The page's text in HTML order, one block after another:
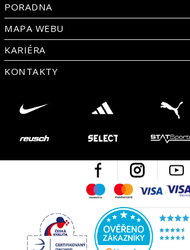
PORADNA
MAPA WEBU
KARIÉRA
KONTAKTY
Facebook Instagram
MaestroMastercard
Visa
Česká kvalita